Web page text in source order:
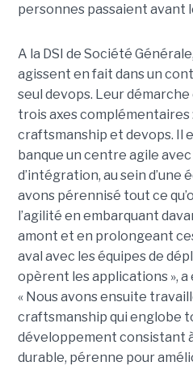
personnes passaient avant
A la DSI de Société
agissent en fait dans un
seul devops. Leur
trois axes complémentaires
craftsmanship et devops. Il
banque un centre agile
d’intégration, au sein d’une
avons pérennisé tout ce
l’agilité en embarquant
amont et en prolongeant
aval avec les équipes de
opèrent les applications », a
« Nous avons ensuite
craftsmanship qui englobe
développement consistant
durable, pérenne pour